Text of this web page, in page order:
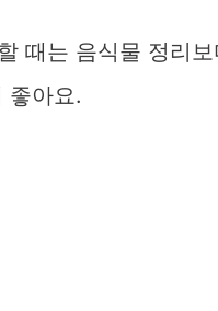
때는 음식물 정리
좋아요.